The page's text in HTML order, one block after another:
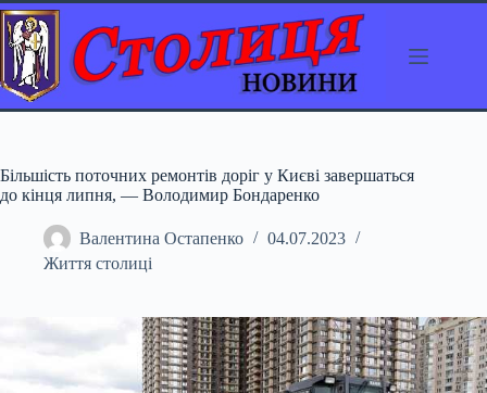
Перейти
до
вмісту
Більшість поточних ремонтів доріг у Києві завершаться
до кінця липня, — Володимир Бондаренко
Валентина Остапенко
04.07.2023
Життя столиці